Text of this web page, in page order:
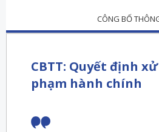
CÔNG BỐ
CBTT: Quyết định
phạm hành chính